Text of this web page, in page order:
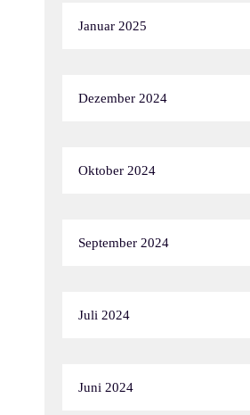
Januar 2025
Dezember 2024
Oktober 2024
September 2024
Juli 2024
Juni 2024